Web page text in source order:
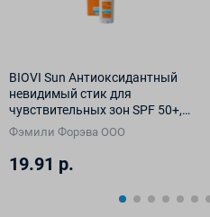
BIOVI Sun Антиоксидантный
невидимый стик для
чувствительных зон SPF 50+,
14 г
Фэмили Форэва ООО
19.91 р.